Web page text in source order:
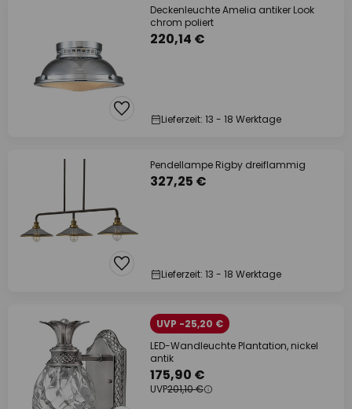
Deckenleuchte Amelia antiker Look
chrom poliert
220,14 €
Lieferzeit: 13 - 18 Werktage
Pendellampe Rigby dreiflammig
327,25 €
Lieferzeit: 13 - 18 Werktage
UVP -25,20 €
LED-Wandleuchte Plantation, nickel
antik
175,90 €
UVP201,10 €